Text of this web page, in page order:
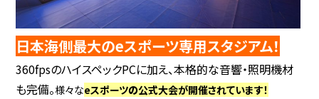
日本海側最大のeスポーツ専用スタジアム！
360fpsのハイスペックPCに加え、本格的な音響・照明機材
も完備。様々なeスポーツの公式大会が開催されています！